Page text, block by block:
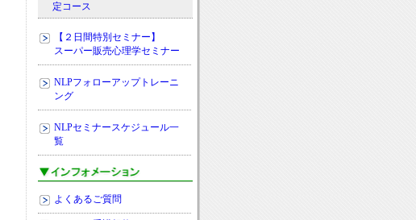
定コース
【２日間特別セミナー】
スーパー販売心理学セミナー
NLPフォローアップトレーニ
ング
NLPセミナースケジュール一
覧
よくあるご質問